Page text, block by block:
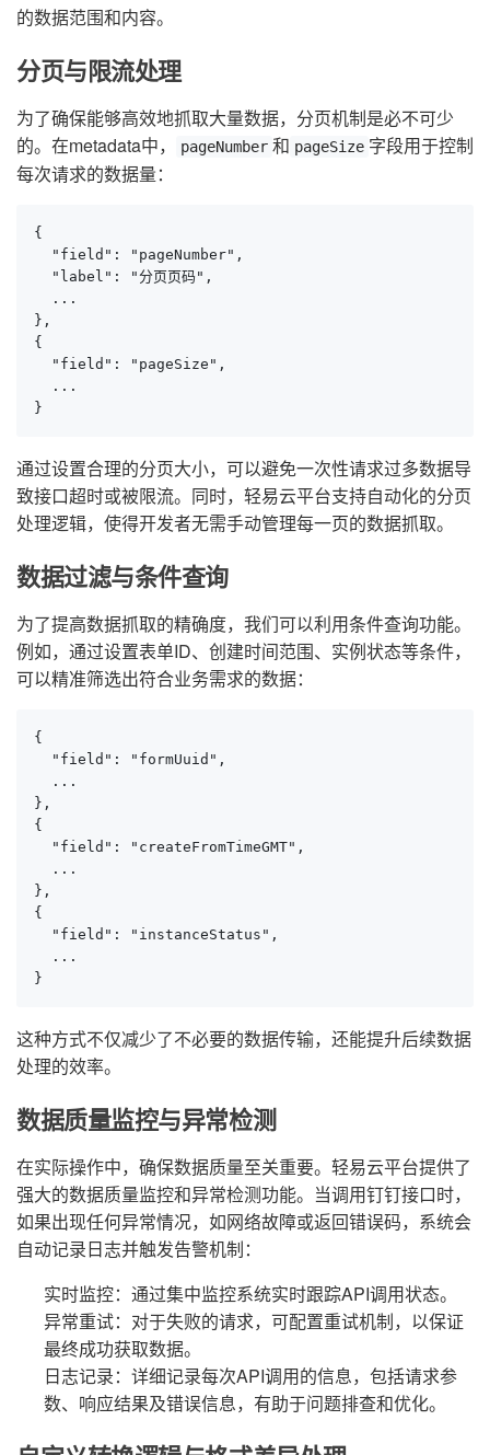
的数据范围和内容。
分页与限流处理
为了确保能够高效地抓取大量数据，分页机制是必不可少
的。在metadata中，
pageNumber 和 pageSize 字段用于控制
每次请求的数据量：
{
  "field": "pageNumber",
  "label": "分页页码",
  ...
},
{
  "field": "pageSize",
  ...
}
通过设置合理的分页大小，可以避免一次性请求过多数据导
致接口超时或被限流。同时，轻易云平台支持自动化的分页
处理逻辑，使得开发者无需手动管理每一页的数据抓取。
数据过滤与条件查询
为了提高数据抓取的精确度，我们可以利用条件查询功能。
例如，通过设置表单ID、创建时间范围、实例状态等条件，
可以精准筛选出符合业务需求的数据：
{
  "field": "formUuid",
  ...
},
{
  "field": "createFromTimeGMT",
  ...
},
{
  "field": "instanceStatus",
  ...
}
这种方式不仅减少了不必要的数据传输，还能提升后续数据
处理的效率。
数据质量监控与异常检测
在实际操作中，确保数据质量至关重要。轻易云平台提供了
强大的数据质量监控和异常检测功能。当调用钉钉接口时，
如果出现任何异常情况，如网络故障或返回错误码，系统会
自动记录日志并触发告警机制：
实时监控：通过集中监控系统实时跟踪API调用状态。
异常重试：对于失败的请求，可配置重试机制，以保证
最终成功获取数据。
日志记录：详细记录每次API调用的信息，包括请求参
数、响应结果及错误信息，有助于问题排查和优化。